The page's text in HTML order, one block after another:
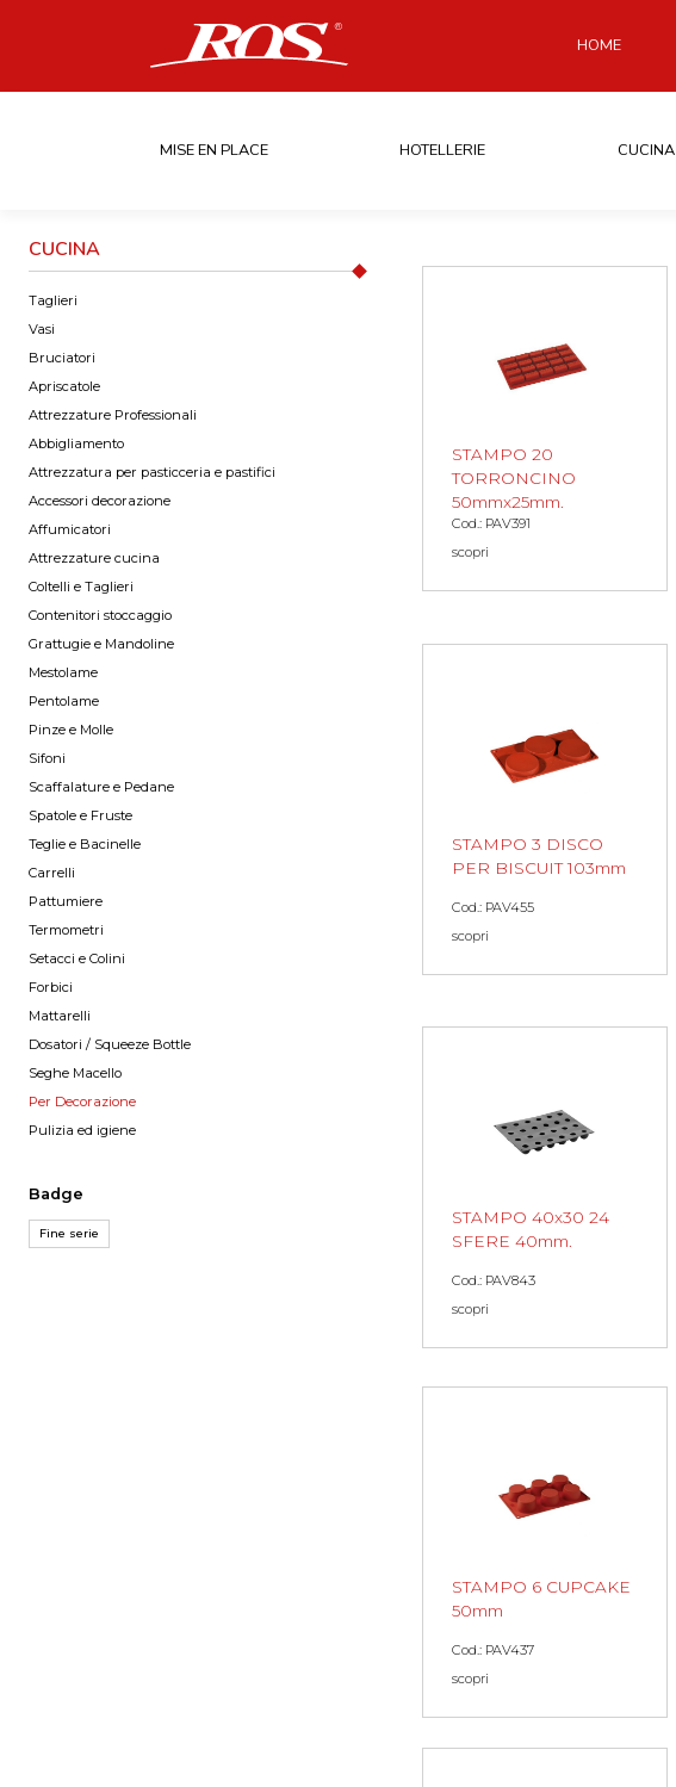
HOME
MISE EN PLACE HOTELLERIE CUCINA
CUCINA
Taglieri
Vasi
Bruciatori
Apriscatole
Attrezzature Professionali
Abbigliamento
Attrezzatura per pasticceria e pastifici
Accessori decorazione
Affumicatori
Attrezzature cucina
Coltelli e Taglieri
Contenitori stoccaggio
Grattugie e Mandoline
Mestolame
Pentolame
Pinze e Molle
Sifoni
Scaffalature e Pedane
Spatole e Fruste
Teglie e Bacinelle
Carrelli
Pattumiere
Termometri
Setacci e Colini
Forbici
Mattarelli
Dosatori / Squeeze Bottle
Seghe Macello
Per Decorazione
Pulizia ed igiene
Badge
Fine serie
STAMPO 20
TORRONCINO
50mmx25mm.
Cod.: PAV391
scopri
STAMPO 3 DISCO
PER BISCUIT 103mm
Cod.: PAV455
scopri
STAMPO 40x30 24
SFERE 40mm.
Cod.: PAV843
scopri
STAMPO 6 CUPCAKE
50mm
Cod.: PAV437
scopri